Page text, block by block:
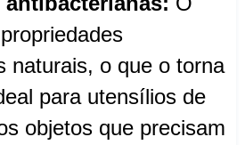
naturais, o que o torna
para utensílios de
objetos que precisam